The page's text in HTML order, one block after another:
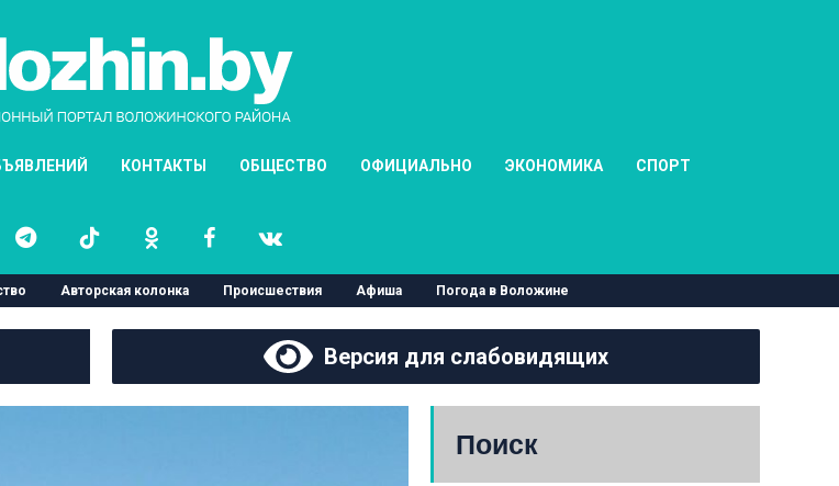
КОНТАКТЫ ОБЩЕСТВО ОФИЦИАЛЬНО ЭКОНОМИКА СПОРТ
Авторская колонка Происшествия Афиша Погода в Воложине
Версия для слабовидящих
Поиск